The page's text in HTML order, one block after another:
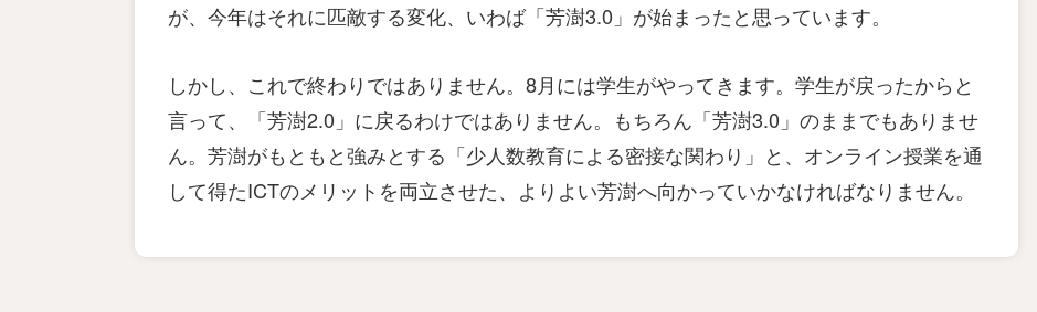
が、今年はそれに匹敵する変化、いわば「芳澍3.0」が始まったと思っています。
しかし、これで終わりではありません。8月には学生がやってきます。学生が戻ったからと
言って、「芳澍2.0」に戻るわけではありません。もちろん「芳澍3.0」のままでもありませ
ん。芳澍がもともと強みとする「少人数教育による密接な関わり」と、オンライン授業を通
して得たICTのメリットを両立させた、よりよい芳澍へ向かっていかなければなりません。